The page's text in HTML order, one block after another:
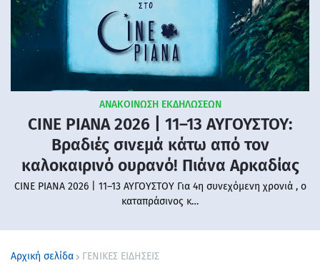
ΑΝΑΚΟΙΝΩΣΗ ΕΚΔΗΛΩΣΕΩΝ
CINE PIANA 2026 | 11–13 ΑΥΓΟΥΣΤΟΥ:
Βραδιές σινεμά κάτω από τον
καλοκαιρινό ουρανό! Πιάνα Αρκαδίας
CINE PIANA 2026 | 11–13 ΑΥΓΟΥΣΤΟΥ Για 4η συνεχόμενη χρονιά , ο
καταπράσινος κ…
Αρχική σελίδα ΓΕΝΙΚΕΣ ΕΙΔΗΣΕΙΣ